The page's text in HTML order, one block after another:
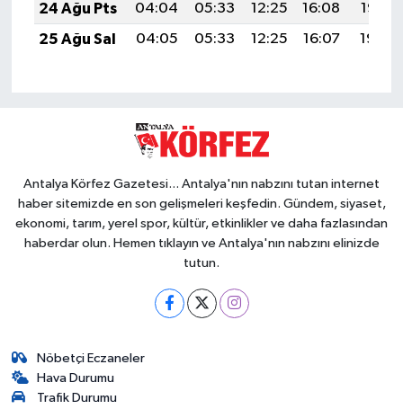
24 Ağu Pts
04:04 05:33 12:25 16:08
19:07
25 Ağu Sal
04:05 05:33 12:25 16:07 19:06
Antalya Körfez Gazetesi... Antalya'nın nabzını tutan internet
haber sitemizde en son gelişmeleri keşfedin. Gündem, siyaset,
ekonomi, tarım, yerel spor, kültür, etkinlikler ve daha fazlasından
haberdar olun. Hemen tıklayın ve Antalya'nın nabzını elinizde
tutun.
Nöbetçi Eczaneler
Hava Durumu
Trafik Durumu